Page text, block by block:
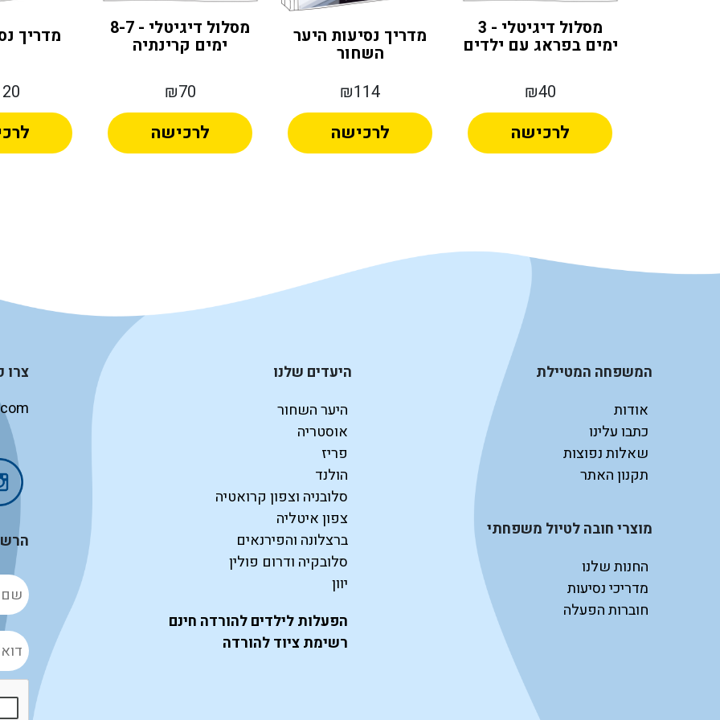
מדריך מסלול דיגיטלי - 8-7
ימים קרינתיה
₪70
לרכישה
מדריך נסיעות היער
השחור
₪114
לרכישה
מסלול דיגיטלי - 3
ימים בפראג עם ילדים
₪40
לרכישה
המשפחה המטיילת
אודות
כתבו עלינו
שאלות נפוצות
תקנון האתר
מוצרי חובה לטיול משפחתי
החנות שלנו
מדריכי נסיעות
חוברות הפעלה
היעדים שלנו
היער השחור
אוסטריה
פריז
הולנד
סלובניה וצפון קרואטיה
צפון איטליה
ברצלונה והפירנאים
סלובקיה ודרום פולין
יוון
הפעלות לילדים להורדה חינם
רשימת ציוד להורדה
צרו